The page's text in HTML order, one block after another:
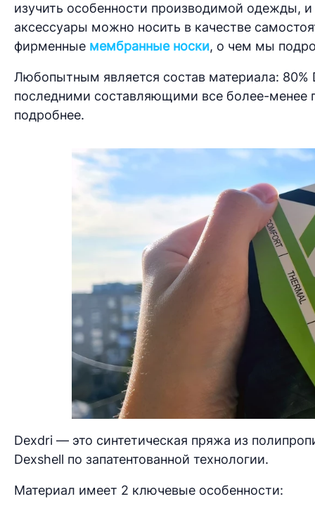
изучить особенности производимой одежды,
аксессуары можно носить в качестве
фирменные мембранные носки, о чем мы
Любопытным является состав материала: 80%
последними составляющими все более-менее
подробнее.
Dexdri — это синтетическая пряжа из
Dexshell по запатентованной технологии.
Материал имеет 2 ключевые особенности: